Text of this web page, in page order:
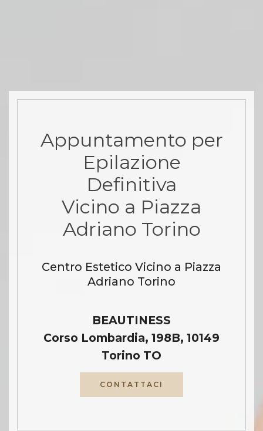
Appuntamento per
Epilazione
Definitiva
Vicino a Piazza
Adriano Torino
Centro Estetico Vicino a Piazza
Adriano Torino
BEAUTINESS
Corso Lombardia, 198B, 10149
Torino TO
CONTATTACI